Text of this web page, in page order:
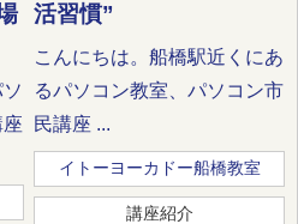
活習慣”
こんにちは。船橋駅近くにあ
るパソコン教室、パソコン市
民講座 ...
イトーヨーカドー船橋教室
講座紹介